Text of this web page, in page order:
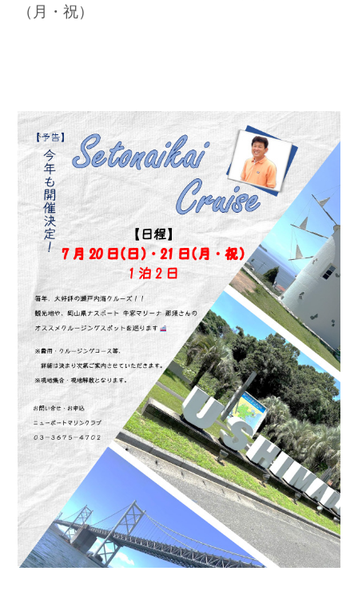
（月・祝）